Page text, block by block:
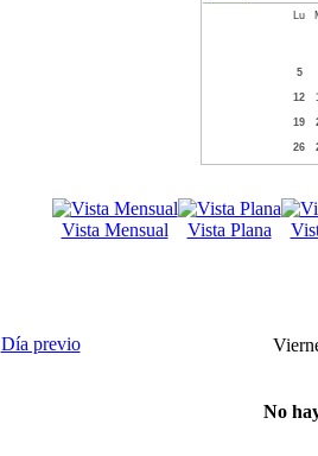
Lu
5
12
19
26
Vista Mensual Vista Plana
Día previo
No